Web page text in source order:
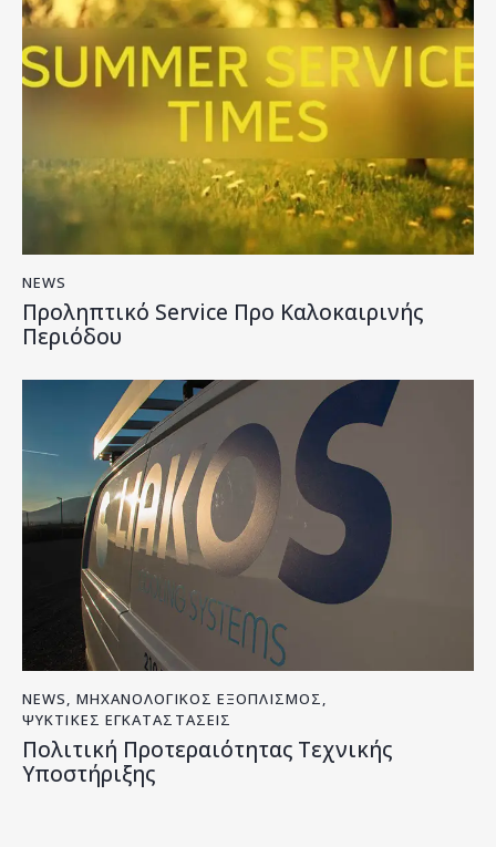
NEWS
Προληπτικό Service Προ Καλοκαιρινής
Περιόδου
NEWS, ΜΗΧΑΝΟΛΟΓΙΚΌΣ ΕΞΟΠΛΙΣΜΌΣ,
ΨΥΚΤΙΚΈΣ ΕΓΚΑΤΑΣΤΆΣΕΙΣ
Πολιτική Προτεραιότητας Τεχνικής
Υποστήριξης